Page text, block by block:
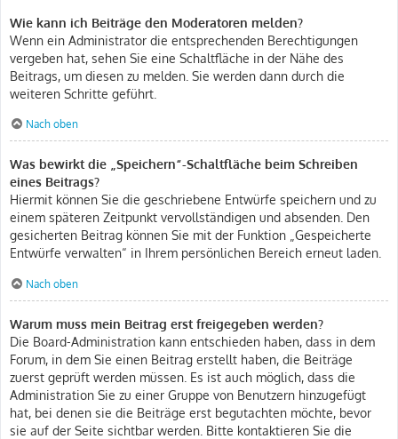
Wie kann ich Beiträge den Moderatoren melden?
Wenn ein Administrator die entsprechenden Berechtigungen
vergeben hat, sehen Sie eine Schaltfläche in der Nähe des
Beitrags, um diesen zu melden. Sie werden dann durch die
weiteren Schritte geführt.
Nach oben
Was bewirkt die „Speichern“-Schaltfläche beim Schreiben
eines Beitrags?
Hiermit können Sie die geschriebene Entwürfe speichern und zu
einem späteren Zeitpunkt vervollständigen und absenden. Den
gesicherten Beitrag können Sie mit der Funktion „Gespeicherte
Entwürfe verwalten“ in Ihrem persönlichen Bereich erneut laden.
Nach oben
Warum muss mein Beitrag erst freigegeben werden?
Die Board-Administration kann entschieden haben, dass in dem
Forum, in dem Sie einen Beitrag erstellt haben, die Beiträge
zuerst geprüft werden müssen. Es ist auch möglich, dass die
Administration Sie zu einer Gruppe von Benutzern hinzugefügt
hat, bei denen sie die Beiträge erst begutachten möchte, bevor
sie auf der Seite sichtbar werden. Bitte kontaktieren Sie die